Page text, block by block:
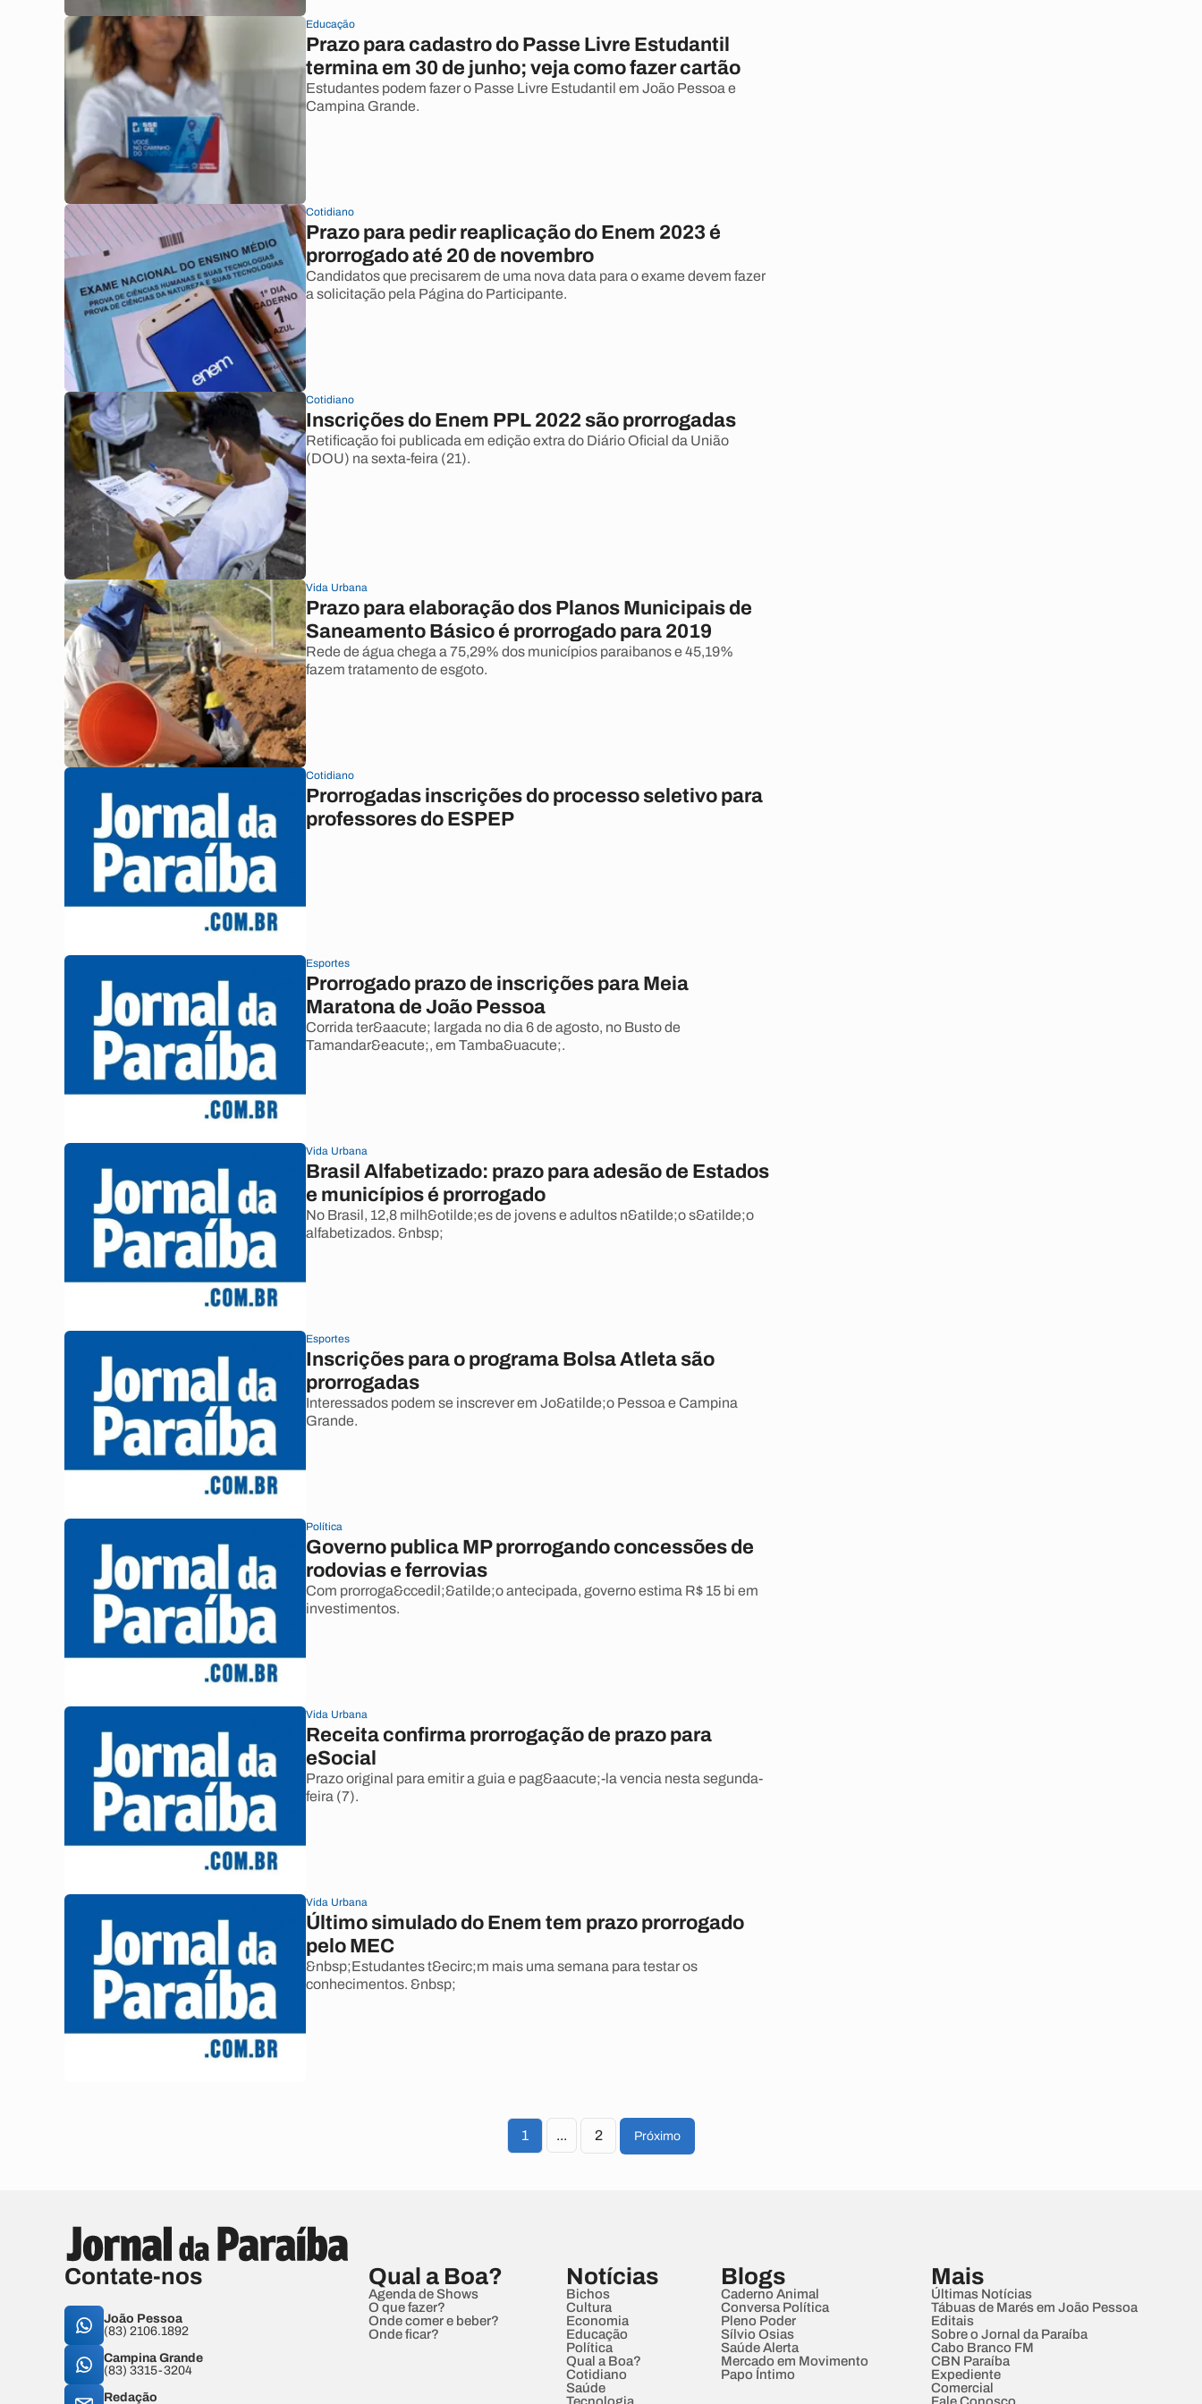
Educação
Prazo para cadastro do Passe Livre Estudantil
termina em 30 de junho; veja como fazer cartão
Estudantes podem fazer o Passe Livre Estudantil em João Pessoa e
Campina Grande.
Cotidiano
Prazo para pedir reaplicação do Enem 2023 é
prorrogado até 20 de novembro
Candidatos que precisarem de uma nova data para o exame devem fazer
a solicitação pela Página do Participante.
Cotidiano
Inscrições do Enem PPL 2022 são prorrogadas
Retificação foi publicada em edição extra do Diário Oficial da União
(DOU) na sexta-feira (21).
Vida Urbana
Prazo para elaboração dos Planos Municipais de
Saneamento Básico é prorrogado para 2019
Rede de água chega a 75,29% dos municípios paraibanos e 45,19%
fazem tratamento de esgoto.
Cotidiano
Prorrogadas inscrições do processo seletivo para
professores do ESPEP
Esportes
Prorrogado prazo de inscrições para Meia
Maratona de João Pessoa
Corrida ter&aacute; largada no dia 6 de agosto, no Busto de
Tamandar&eacute;, em Tamba&uacute;.
Vida Urbana
Brasil Alfabetizado: prazo para adesão de Estados
e municípios é prorrogado
No Brasil, 12,8 milh&otilde;es de jovens e adultos n&atilde;o s&atilde;o
alfabetizados. &nbsp;
Esportes
Inscrições para o programa Bolsa Atleta são
prorrogadas
Interessados podem se inscrever em Jo&atilde;o Pessoa e Campina
Grande.
Política
Governo publica MP prorrogando concessões de
rodovias e ferrovias
Com prorroga&ccedil;&atilde;o antecipada, governo estima R$ 15 bi em
investimentos.
Vida Urbana
Receita confirma prorrogação de prazo para
eSocial
Prazo original para emitir a guia e pag&aacute;-la vencia nesta segunda-
feira (7).
Vida Urbana
Último simulado do Enem tem prazo prorrogado
pelo MEC
&nbsp;Estudantes t&ecirc;m mais uma semana para testar os
conhecimentos. &nbsp;
1 ... 2 Próximo
Contate-nos
João Pessoa
(83) 2106.1892
Campina Grande
(83) 3315-3204
Redação
Qual a Boa?
Agenda de Shows
O que fazer?
Onde comer e beber?
Onde ficar?
Notícias
Bichos
Cultura
Economia
Educação
Política
Qual a Boa?
Cotidiano
Saúde
Blogs
Caderno Animal
Conversa Política
Pleno Poder
Sílvio Osias
Saúde Alerta
Mercado em Movimento
Papo Íntimo
Mais
Últimas Notícias
Tábuas de Marés em João Pessoa
Editais
Sobre o Jornal da Paraíba
Cabo Branco FM
CBN Paraíba
Expediente
Comercial